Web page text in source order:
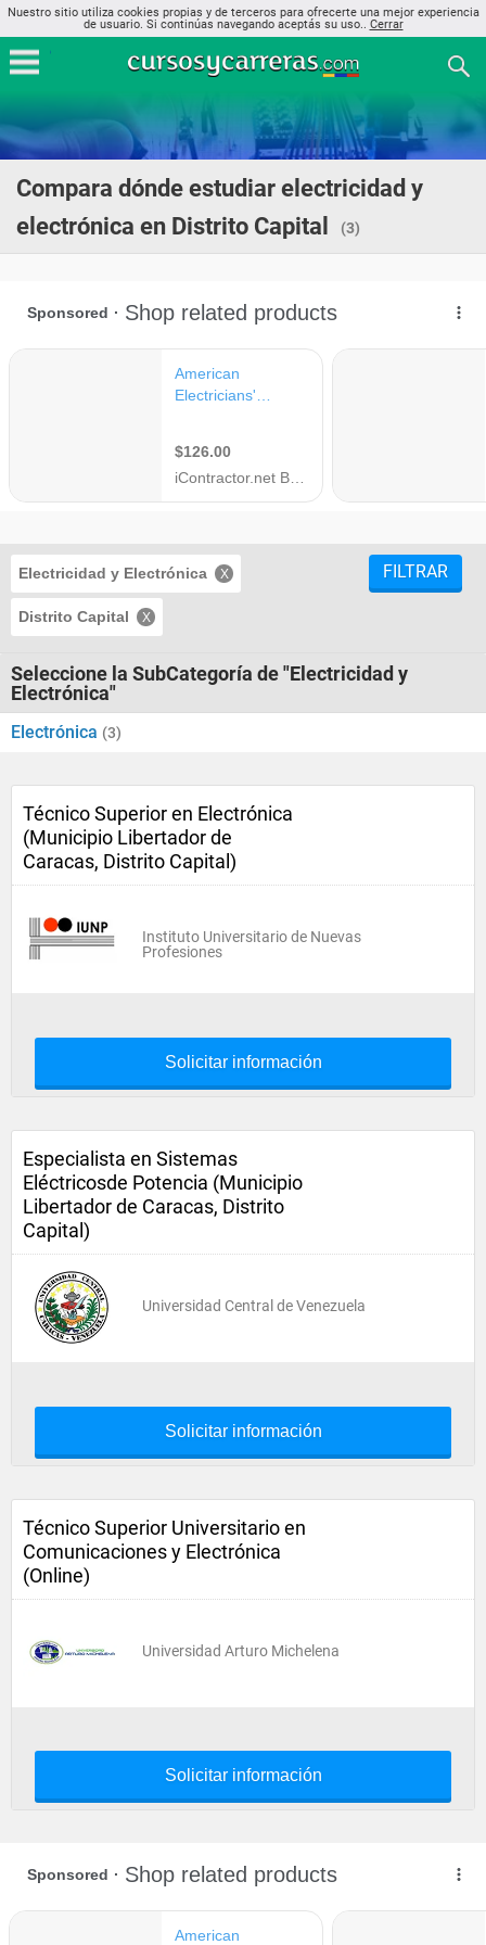
Nuestro sitio utiliza cookies propias y de terceros para ofrecerte una mejor experiencia
de usuario. Si continúas navegando aceptás su uso.. Cerrar
Compara dónde estudiar electricidad y
electrónica en Distrito Capital
(3)
Electricidad y Electrónica
Distrito Capital
FILTRAR
Seleccione la SubCategoría de "Electricidad y
Electrónica"
Electrónica (3)
Técnico Superior en Electrónica
(Municipio Libertador de
Caracas, Distrito Capital)
Instituto Universitario de Nuevas
Profesiones
Solicitar información
Especialista en Sistemas
Eléctricosde Potencia (Municipio
Libertador de Caracas, Distrito
Capital)
Universidad Central de Venezuela
Solicitar información
Técnico Superior Universitario en
Comunicaciones y Electrónica
(Online)
Universidad Arturo Michelena
Solicitar información